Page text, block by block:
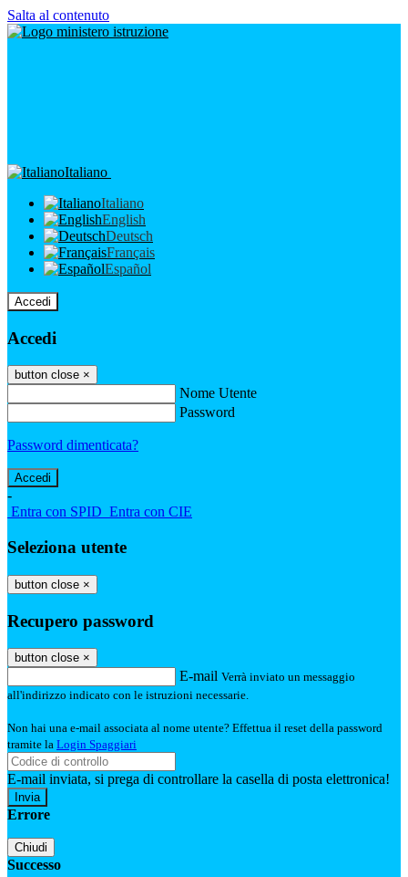
Salta al contenuto
Italiano
Italiano
English
Deutsch
Français
Español
Accedi
Accedi
button close ×
Nome Utente
Password
Password dimenticata?
-
Entra con SPID Entra con CIE
Seleziona utente
button close ×
Recupero password
button close ×
E-mail Verrà inviato un messaggio
all'indirizzo indicato con le istruzioni necessarie.
Non hai una e-mail associata al nome utente? Effettua il reset della password
tramite la Login Spaggiari
E-mail inviata, si prega di controllare la casella di posta elettronica!
Errore
Chiudi
Successo